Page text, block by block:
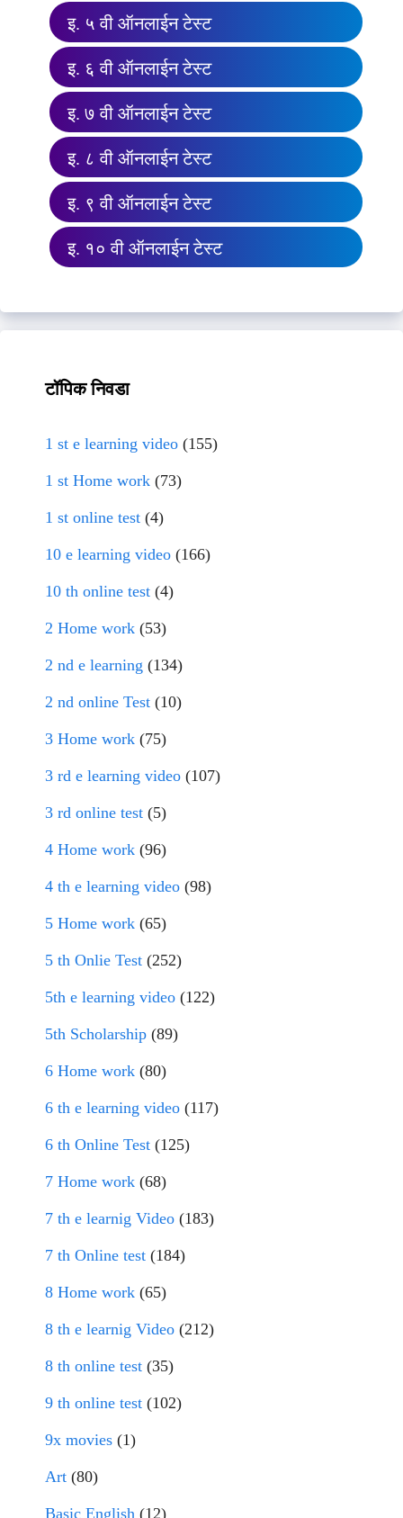
इ. ५ वी ऑनलाईन टेस्ट
इ. ६ वी ऑनलाईन टेस्ट
इ. ७ वी ऑनलाईन टेस्ट
इ. ८ वी ऑनलाईन टेस्ट
इ. ९ वी ऑनलाईन टेस्ट
इ. १० वी ऑनलाईन टेस्ट
टॉपिक निवडा
1 st e learning video (155)
1 st Home work (73)
1 st online test (4)
10 e learning video (166)
10 th online test (4)
2 Home work (53)
2 nd e learning (134)
2 nd online Test (10)
3 Home work (75)
3 rd e learning video (107)
3 rd online test (5)
4 Home work (96)
4 th e learning video (98)
5 Home work (65)
5 th Onlie Test (252)
5th e learning video (122)
5th Scholarship (89)
6 Home work (80)
6 th e learning video (117)
6 th Online Test (125)
7 Home work (68)
7 th e learnig Video (183)
7 th Online test (184)
8 Home work (65)
8 th e learnig Video (212)
8 th online test (35)
9 th online test (102)
9x movies (1)
Art (80)
Basic English (12)